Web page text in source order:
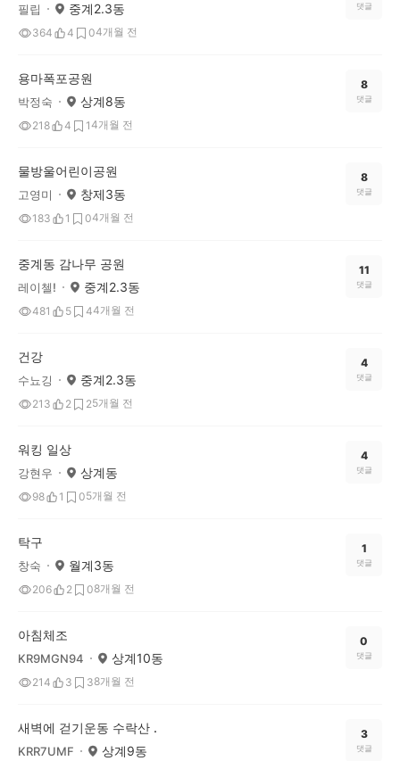
필립 중계2.3동
364 4 04개월 전
댓글
용마폭포공원
박정숙 상계8동
218 4 14개월 전
8
댓글
물방울어린이공원
고영미 창제3동
183 1 04개월 전
8
댓글
중계동 감나무 공원
레이첼! 중계2.3동
481 5 44개월 전
11
댓글
건강
수뇨깅 중계2.3동
213 2 25개월 전
4
댓글
워킹 일상
강현우 상계동
98 1 05개월 전
4
댓글
탁구
창숙 월계3동
206 2 08개월 전
1
댓글
아침체조
KR9MGN94 상계10동
214 3 38개월 전
0
댓글
새벽에 걷기운동 수락산 .
KRR7UMF 상계9동
3
댓글